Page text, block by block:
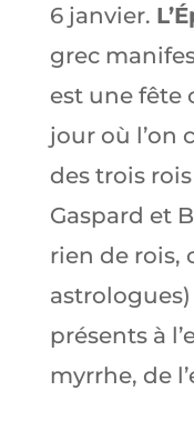
6 janvier.
grec
est une fête
jour où l’on
des trois
Gaspard et
rien de rois,
présents à
myrrhe, de